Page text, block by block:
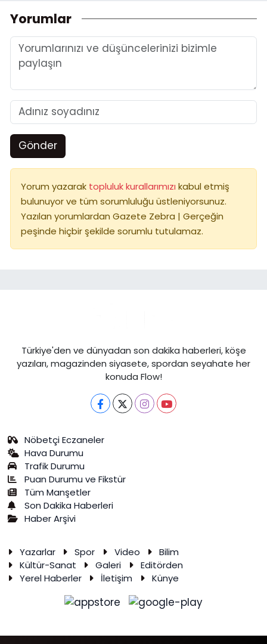
Yorumlar
Gönder
Yorum yazarak topluluk kurallarımızı kabul etmiş
bulunuyor ve tüm sorumluluğu üstleniyorsunuz.
Yazılan yorumlardan Gazete Zebra | Gerçeğin
peşinde hiçbir şekilde sorumlu tutulamaz.
Türkiye'den ve dünyadan son dakika haberleri, köşe
yazıları, magazinden siyasete, spordan seyahate her
konuda Flow!
Nöbetçi Eczaneler
Hava Durumu
Trafik Durumu
Puan Durumu ve Fikstür
Tüm Manşetler
Son Dakika Haberleri
Haber Arşivi
Yazarlar Spor Video
Bilim
Kültür-Sanat
Galeri
Editörden
Yerel Haberler
İletişim Künye